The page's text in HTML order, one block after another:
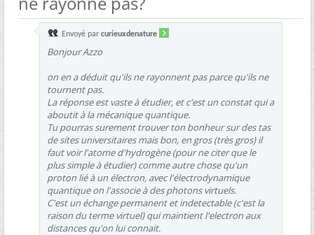
Envoyé par curieuxdenature
Bonjour Azzo
on en a déduit qu'ils ne rayonnent pas parce qu'ils ne
tournent pas.
La réponse est vaste à étudier, et c'est un constat qui a
aboutit à la mécanique quantique.
Tu pourras surement trouver ton bonheur sur des tas
de sites universitaires mais bon, en gros (très gros) il
faut voir l'atome d'hydrogène (pour ne citer que le
plus simple à étudier) comme autre chose qu'un
proton lié à un électron, avec l'électrodynamique
quantique on l'associe à des photons virtuels.
C'est un échange permanent et indetectable (c'est la
raison du terme virtuel) qui maintient l'electron aux
distances qu'on lui connait.